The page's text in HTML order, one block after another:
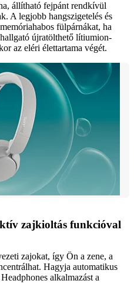
állítható fejpánt rendkívül
A legjobb hangszigetelés és
fülpárnákat, ha
újratölthető lítiumion-
az eléri élettartama végét.
zajkioltás funkcióval
zajokat, így Ön a zene, a
Hagyja automatikus
alkalmazást a